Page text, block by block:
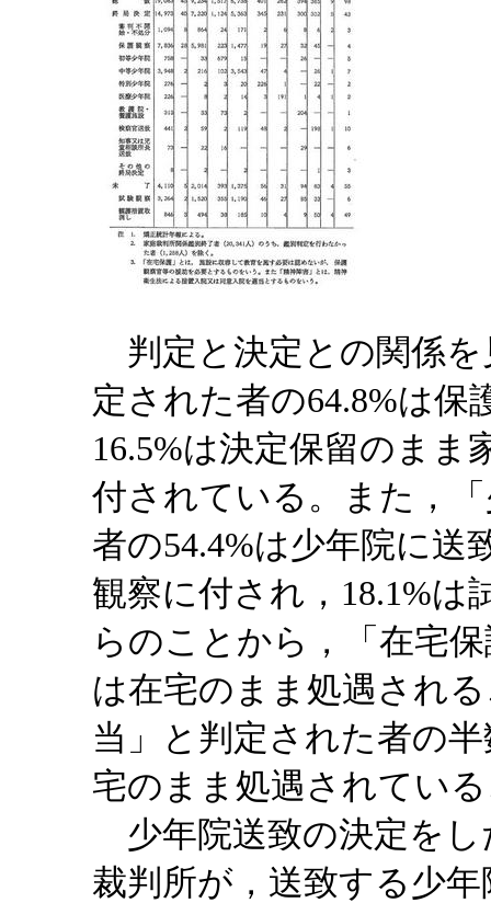
判定と決定との関係を
定された者の64.8%は
16.5%は決定保留のまま
付されている。また，
者の54.4%は少年院に送
観察に付され，18.1%は
らのことから，「在宅
は在宅のまま処遇され
当」と判定された者の
宅のまま処遇されてい
少年院送致の決定をし
裁判所が，送致する少